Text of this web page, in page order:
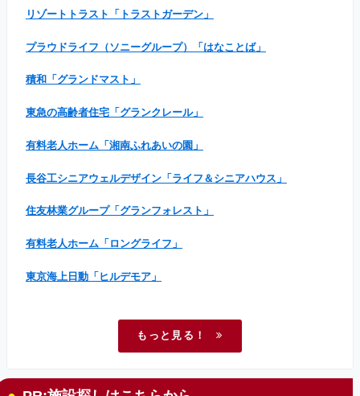
リゾートトラスト「トラストガーデン」
プラウドライフ（ソニーグループ）「はなことば」
積和「グランドマスト」
東急の高齢者住宅「グランクレール」
有料老人ホーム「湘南ふれあいの園」
長谷工シニアウェルデザイン「ライフ＆シニアハウス」
住友林業グループ「グランフォレスト」
有料老人ホーム「ロングライフ」
東京海上日動「ヒルデモア」
もっと見る！